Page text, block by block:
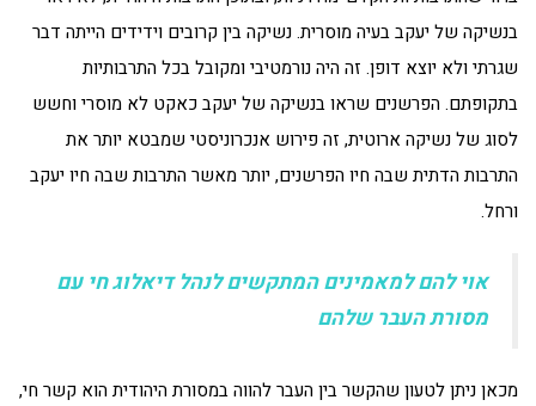
בנשיקה של יעקב בעיה מוסרית. נשיקה בין קרובים וידידים הייתה דבר
שגרתי ולא יוצא דופן. זה היה נורמטיבי ומקובל בכל התרבותיות
בתקופתם. הפרשנים שראו בנשיקה של יעקב כאקט לא מוסרי וחשש
לסוג של נשיקה ארוטית, זה פירוש אנכרוניסטי שמבטא יותר את
התרבות הדתית שבה חיו הפרשנים, יותר מאשר התרבות שבה חיו יעקב
ורחל.
אוי להם למאמינים המתקשים לנהל דיאלוג חי עם
מסורת העבר שלהם
מכאן ניתן לטעון שהקשר בין העבר להווה במסורת היהודית הוא קשר חי,